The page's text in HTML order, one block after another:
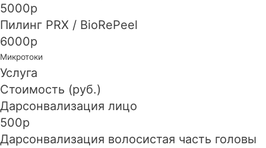
5000р
Пилинг PRX / BioRePeel
6000р
Микротоки
Услуга
Стоимость (руб.)
Дарсонвализация лицо
500р
Дарсонвализация волосистая часть головы